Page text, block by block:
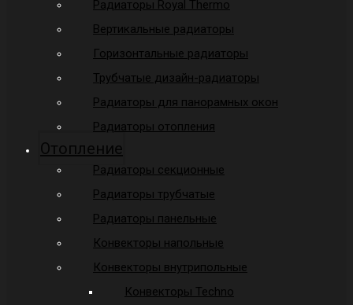
Радиаторы Royal Thermo
Вертикальные радиаторы
Горизонтальные радиаторы
Трубчатые дизайн-радиаторы
Радиаторы для панорамных окон
Радиаторы отопления
Отопление
Радиаторы секционные
Радиаторы трубчатые
Радиаторы панельные
Конвекторы напольные
Конвекторы внутрипольные
Конвекторы Techno